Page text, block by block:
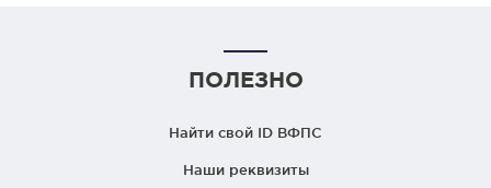
ПОЛЕЗНО
Найти свой ID ВФПС
Наши реквизиты